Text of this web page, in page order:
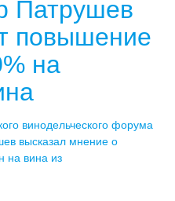
Патрушев
повышение
на
винодельческого форума
высказал мнение о
на вина из